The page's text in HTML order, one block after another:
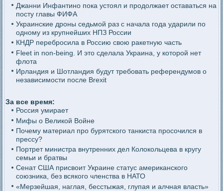
Джанни Инфантино пока устоял и продолжает оставаться на
посту главы ФИФА
Украинские дроны седьмой раз с начала года ударили по
одному из крупнейших НПЗ России
КНДР перебросила в Россию свою ракетную часть
Fleet in non-being. И это сделала Украина, у которой нет
флота
Ирландия и Шотландия будут требовать референдумов о
независимости после Brexit
За все время:
Россия умирает
Мифы о Великой Войне
Почему материал про бурятского танкиста просочился в
прессу?
Портрет министра внутренних дел Колокольцева в кругу
семьи и братвы
Сенат США присвоит Украине статус американского
союзника, без всякого членства в НАТО
«Мерзейшая, наглая, бесстыжая, глупая и алчная власть»